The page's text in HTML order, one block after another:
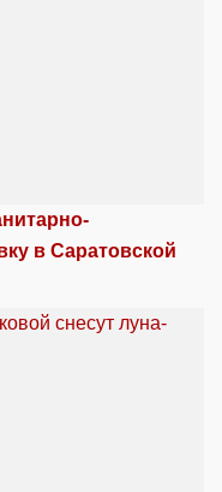
в Саратовской